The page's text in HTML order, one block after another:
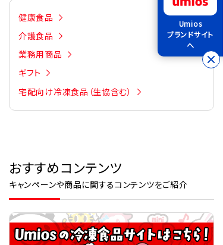
健康食品
介護食品
業務用商品
ギフト
宅配向け冷凍食品（生協含む）
おすすめコンテンツ
キャンペーンや商品に関するコンテンツをご紹介
Umios
ブランドサイト
へ